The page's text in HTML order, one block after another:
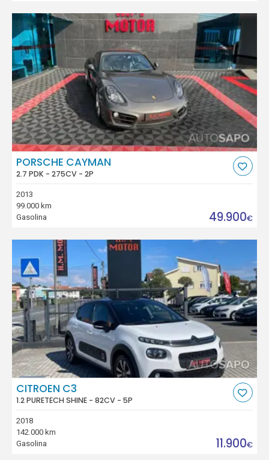
PORSCHE CAYMAN
2.7 PDK - 275CV - 2P
2013
99.000 km
Gasolina
49.900€
CITROEN C3
1.2 PURETECH SHINE - 82CV - 5P
2018
142.000 km
Gasolina
11.900€